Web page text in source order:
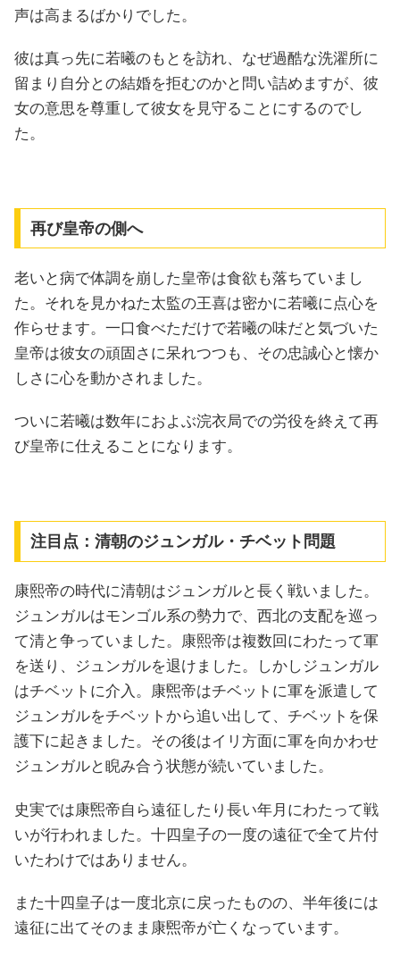
声は高まるばかりでした。
彼は真っ先に若曦のもとを訪れ、なぜ過酷な洗濯所に
留まり自分との結婚を拒むのかと問い詰めますが、彼
女の意思を尊重して彼女を見守ることにするのでし
た。
再び皇帝の側へ
老いと病で体調を崩した皇帝は食欲も落ちていまし
た。それを見かねた太監の王喜は密かに若曦に点心を
作らせます。一口食べただけで若曦の味だと気づいた
皇帝は彼女の頑固さに呆れつつも、その忠誠心と懐か
しさに心を動かされました。
ついに若曦は数年におよぶ浣衣局での労役を終えて再
び皇帝に仕えることになります。
注目点：清朝のジュンガル・チベット問題
康熙帝の時代に清朝はジュンガルと長く戦いました。
ジュンガルはモンゴル系の勢力で、西北の支配を巡っ
て清と争っていました。康熙帝は複数回にわたって軍
を送り、ジュンガルを退けました。しかしジュンガル
はチベットに介入。康煕帝はチベットに軍を派遣して
ジュンガルをチベットから追い出して、チベットを保
護下に起きました。その後はイリ方面に軍を向かわせ
ジュンガルと睨み合う状態が続いていました。
史実では康煕帝自ら遠征したり長い年月にわたって戦
いが行われました。十四皇子の一度の遠征で全て片付
いたわけではありません。
また十四皇子は一度北京に戻ったものの、半年後には
遠征に出てそのまま康煕帝が亡くなっています。